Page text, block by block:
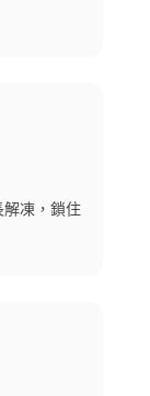
解凍，鎖住